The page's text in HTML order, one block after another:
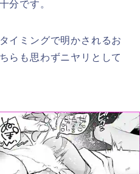
分です。
イミングで明かされるお
らも思わずニヤリとして